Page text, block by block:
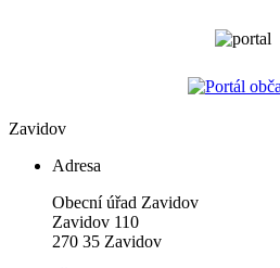
Zavidov
Adresa
Obecní úřad Zavidov
Zavidov 110
270 35 Zavidov